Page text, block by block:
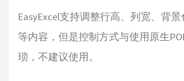
EasyExcel支持调整行高、列宽、背
等内容，但是控制方式与使用原生
琐，不建议使用。